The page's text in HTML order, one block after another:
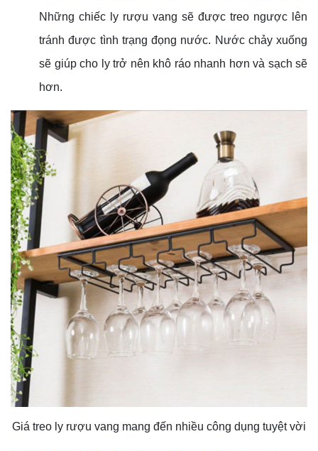
Những chiếc ly rượu vang sẽ được treo ngược lên
tránh được tình trạng đọng nước. Nước chảy xuống
sẽ giúp cho ly trở nên khô ráo nhanh hơn và sạch sẽ
hơn.
Giá treo ly rượu vang mang đến nhiều công dụng tuyệt vời